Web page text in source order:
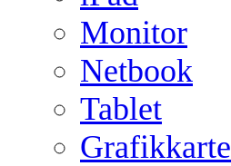
Monitor
Netbook
Tablet
Grafikkarte